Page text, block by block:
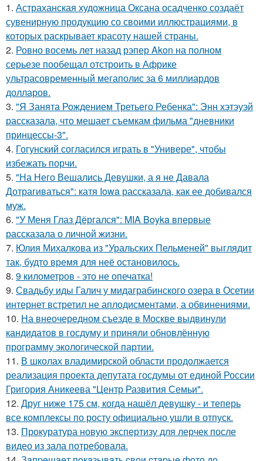
1. Астраханская художница Оксана осадченко создаёт
сувенирную продукцию со своими иллюстрациями, в
которых раскрывает красоту нашей страны.
2. Ровно восемь лет назад рэпер Akon на полном
серьезе пообещал отстроить в Африке
ультрасовременный мегаполис за 6 миллиардов
долларов.
3. "Я Занята Рождением Третьего Ребенка": Энн хэтэуэй
рассказала, что мешает съемкам фильма "дневники
принцессы-3".
4. Гогунский согласился играть в "Универе", чтобы
избежать порчи.
5. "На Него Вешались Девушки, а я не Давала
Дотрагиваться": катя Iowa рассказала, как ее добивался
муж.
6. "У Меня Глаз Дёргался": MIA Boyka впервые
рассказала о личной жизни.
7. Юлия Михалкова из "Уральских Пельменей" выглядит
так, будто время для неё остановилось.
8. 9 километров - это не опечатка!
9. Свадьбу иды Галич у мидаграбинского озера в Осетии
интернет встретил не аплодисментами, а обвинениями.
10. На внеочередном съезде в Москве выдвинули
кандидатов в госдуму и приняли обновлённую
программу экологической партии.
11. В школах владимирской области продолжается
реализация проекта депутата госдумы от единой России
Григория Аникеева "Центр Развития Семьи".
12. Друг ниже 175 см, когда нашёл девушку - и теперь
все комплексы по росту официально ушли в отпуск.
13. Прокуратура новую экспертизу для лерчек после
видео из зала потребовала.